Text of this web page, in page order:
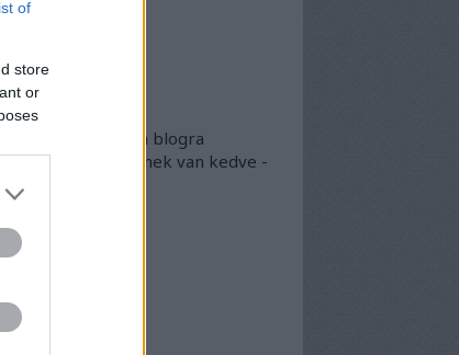
of
store
or
található meg a blogra
összes doksi, akinek van kedve -
köztük...